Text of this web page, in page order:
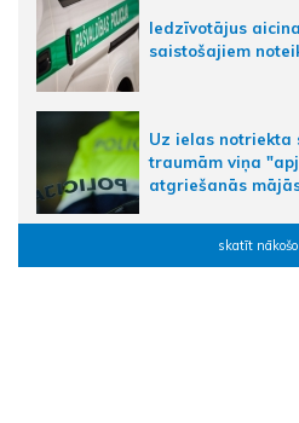
Iedzīvotājus
saistošajiem
Uz ielas notriekta
traumām viņa
atgriešanās
skatīt nākošo